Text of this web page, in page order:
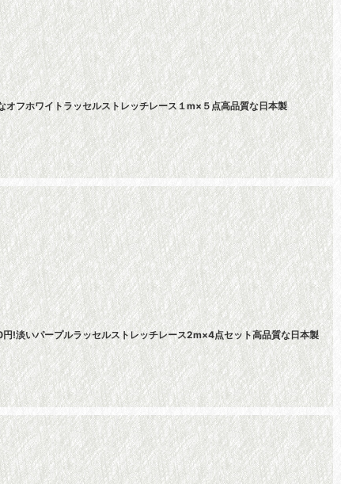
フホワイトラッセルストレッチレース１m×５点高品質な日本製
!淡いパープルラッセルストレッチレース2m×4点セット高品質な日本製